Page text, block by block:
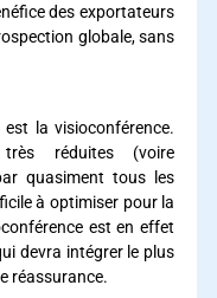
des exportateurs
globale, sans
la visioconférence.
réduites (voire
quasiment tous les
à optimiser pour la
est en effet
devra intégrer le plus
réassurance.